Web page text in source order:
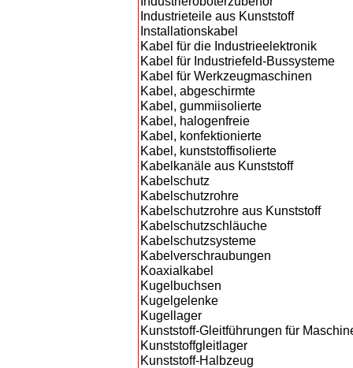
Industrieteile aus Kunststoff
Installationskabel
Kabel für die Industrieelektronik
Kabel für Industriefeld-Bussysteme
Kabel für Werkzeugmaschinen
Kabel, abgeschirmte
Kabel, gummiisolierte
Kabel, halogenfreie
Kabel, konfektionierte
Kabel, kunststoffisolierte
Kabelkanäle aus Kunststoff
Kabelschutz
Kabelschutzrohre
Kabelschutzrohre aus Kunststoff
Kabelschutzschläuche
Kabelschutzsysteme
Kabelverschraubungen
Koaxialkabel
Kugelbuchsen
Kugelgelenke
Kugellager
Kunststoff-Gleitführungen für
Kunststoffgleitlager
Kunststoff-Halbzeug